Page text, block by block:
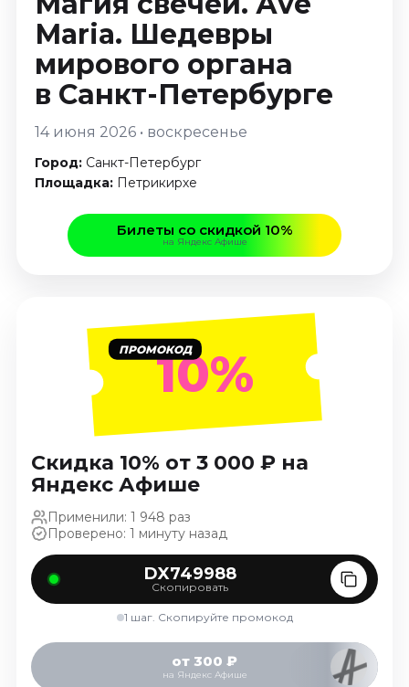
Январь 2027
Стендап
Август 2026
Сентябрь 2026
Декабрь 2026
Август 2026
Декабрь 2026
Август 2026
Сентябрь 2026
Октябрь 2026
Ноябрь 2026
Спорт
Август 2026
Сентябрь 2026
Декабрь 2026
События
Сентябрь 2026
Октябрь 2026
Мaria. Шедевры
мирового органа
в Санкт-Петербурге
14 июня 2026 • воскресенье
Город: Санкт-Петербург
Площадка: Петрикирхе
Билеты со скидкой 10%
на Яндекс Афише
ПРОМОКОД10%
Скидка 10% от 3 000 ₽ на
Яндекс Афише
Применили: 1 948 раз
Проверено: 1 минуту назад
DX749988
Скопировать
1 шаг. Скопируйте промокод
от 300 ₽
на Яндекс Афише